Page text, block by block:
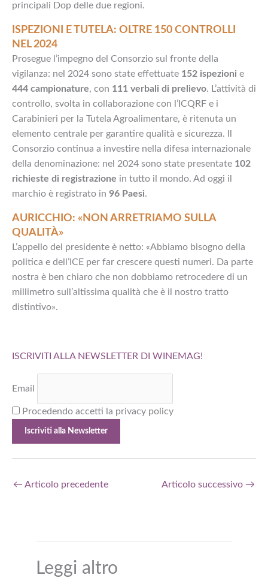
principali Dop delle due regioni.
ISPEZIONI E TUTELA: OLTRE 150 CONTROLLI
NEL 2024
Prosegue l’impegno del Consorzio sul fronte della
vigilanza: nel 2024 sono state effettuate 152 ispezioni e
444 campionature, con 111 verbali di prelievo. L’attività di
controllo, svolta in collaborazione con l’ICQRF e i
Carabinieri per la Tutela Agroalimentare, è ritenuta un
elemento centrale per garantire qualità e sicurezza. Il
Consorzio continua a investire nella difesa internazionale
della denominazione: nel 2024 sono state presentate 102
richieste di registrazione in tutto il mondo. Ad oggi il
marchio è registrato in 96 Paesi.
AURICCHIO: «NON ARRETRIAMO SULLA
QUALITÀ»
L’appello del presidente è netto: «Abbiamo bisogno della
politica e dell’ICE per far crescere questi numeri. Da parte
nostra è ben chiaro che non dobbiamo retrocedere di un
millimetro sull’altissima qualità che è il nostro tratto
distintivo».
ISCRIVITI ALLA NEWSLETTER DI WINEMAG!
Email
Procedendo accetti la privacy policy
← Articolo precedente Articolo successivo →
Leggi altro